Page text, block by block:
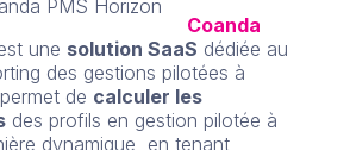
Coanda
une solution SaaS dédiée au
des gestions pilotées à
de calculer les
des profils en gestion pilotée à
dynamique, en tenant